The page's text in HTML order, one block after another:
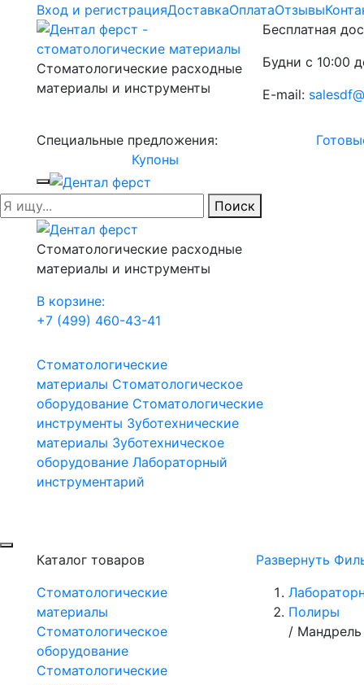
Вход и регистрацияДоставкаОплатаОтзывы
Стоматологические расходные
материалы и инструменты
Бесплатная
Будни с 10:00
E-mail:
Специальные предложения:
Купоны
Поиск
Стоматологические расходные
материалы и инструменты
В корзине:
+7 (499) 460-43-41
Стоматологические
материалы Стоматологическое
оборудование Стоматологические
инструменты Зуботехнические
материалы Зуботехническое
оборудование Лабораторный
инструментарий
Каталог товаров
Стоматологические
материалы
Стоматологическое
оборудование
Стоматологические
Развернуть
Полиры
/